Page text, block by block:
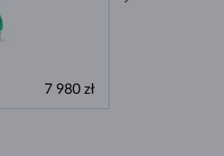
7 980 zł